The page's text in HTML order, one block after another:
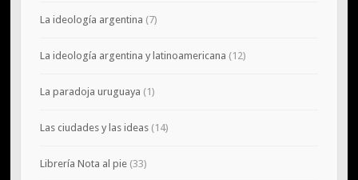
La ideología argentina (7)
La ideología argentina y latinoamericana (12)
La paradoja uruguaya (1)
Las ciudades y las ideas(14)
Librería Nota al pie(33)